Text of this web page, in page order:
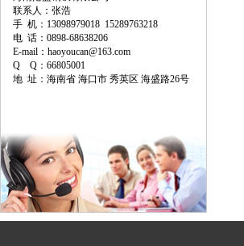
联系人：张浩
手 机：13098979018 15289763218
电 话：0898-68638206
E-mail：haoyoucan@163.com
Q Q：66805001
地 址：海南省 海口市 秀英区 海盛路26号